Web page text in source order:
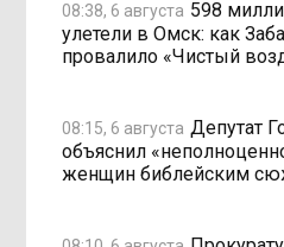
08:38, 6 августа 598
улетели в Омск: как
провалило «Чистый
08:15, 6 августа Депутат
объяснил
женщин библейским